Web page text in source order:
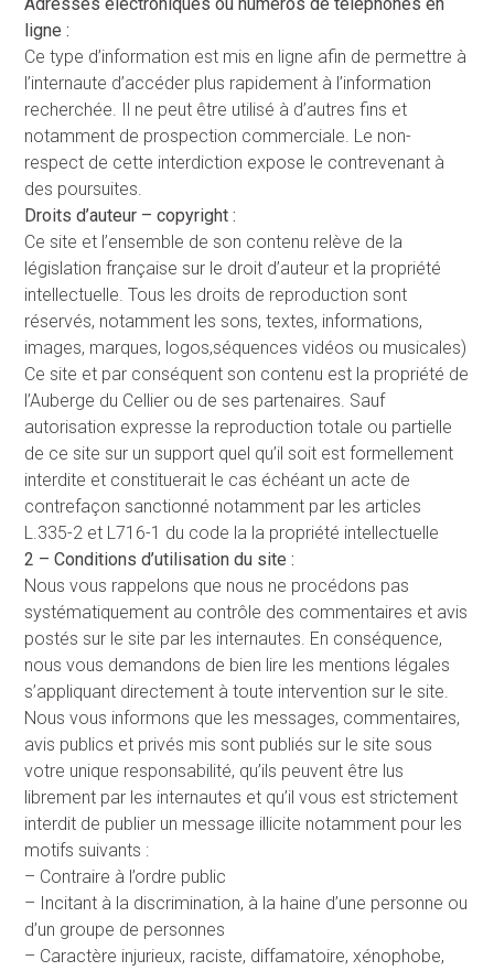
ligne :
Ce type d’information est mis en ligne afin de permettre à
l’internaute d’accéder plus rapidement à l’information
recherchée. Il ne peut être utilisé à d’autres fins et
notamment de prospection commerciale. Le non-
respect de cette interdiction expose le contrevenant à
des poursuites.
Droits d’auteur – copyright :
Ce site et l’ensemble de son contenu relève de la
législation française sur le droit d’auteur et la propriété
intellectuelle. Tous les droits de reproduction sont
réservés, notamment les sons, textes, informations,
images, marques, logos,séquences vidéos ou musicales)
Ce site et par conséquent son contenu est la propriété de
l’Auberge du Cellier ou de ses partenaires. Sauf
autorisation expresse la reproduction totale ou partielle
de ce site sur un support quel qu’il soit est formellement
interdite et constituerait le cas échéant un acte de
contrefaçon sanctionné notamment par les articles
L.335-2 et L716-1 du code la la propriété intellectuelle
2 – Conditions d’utilisation du site :
Nous vous rappelons que nous ne procédons pas
systématiquement au contrôle des commentaires et avis
postés sur le site par les internautes. En conséquence,
nous vous demandons de bien lire les mentions légales
s’appliquant directement à toute intervention sur le site.
Nous vous informons que les messages, commentaires,
avis publics et privés mis sont publiés sur le site sous
votre unique responsabilité, qu’ils peuvent être lus
librement par les internautes et qu’il vous est strictement
interdit de publier un message illicite notamment pour les
motifs suivants :
– Contraire à l’ordre public
– Incitant à la discrimination, à la haine d’une personne ou
d’un groupe de personnes
– Caractère injurieux, raciste, diffamatoire, xénophobe,